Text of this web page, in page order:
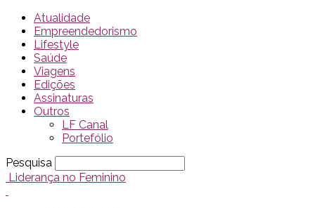
Atualidade
Empreendedorismo
Lifestyle
Saúde
Viagens
Edições
Assinaturas
Outros
LF Canal
Portefólio
Pesquisa
Liderança no Feminino